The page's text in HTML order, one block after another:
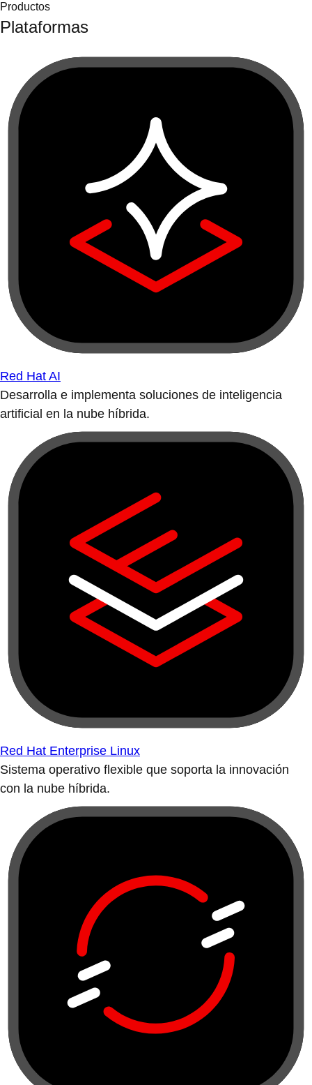
Productos
Plataformas
Red Hat AI
Desarrolla e implementa soluciones de inteligencia
artificial en la nube híbrida.
Red Hat Enterprise Linux
Sistema operativo flexible que soporta la innovación
con la nube híbrida.